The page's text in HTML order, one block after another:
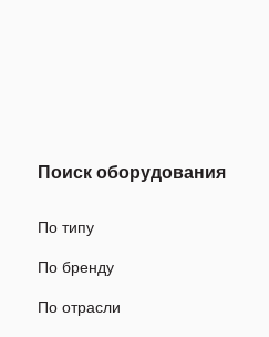
Поиск оборудования
По типу
По бренду
По отрасли